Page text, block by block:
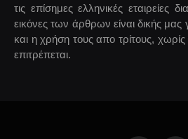
τις επίσημες ελληνικές εταιρείες
εικόνες των άρθρων είναι δικής μας
και η χρήση τους απο τρίτους,
επιτρέπεται.